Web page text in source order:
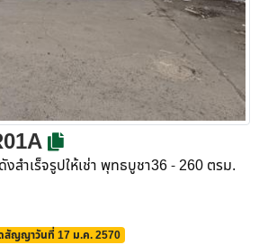
งสำเร็จรูปให้เช่า พุทธบูชา36 - 260 ตรม.
สัญญาวันที่ 17 ม.ค. 2570